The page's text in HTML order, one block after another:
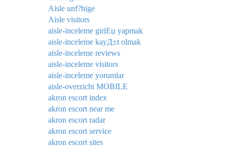
Aisle unf?hige
Aisle visitors
aisle-inceleme giriЕџ yapmak
aisle-inceleme kayД±t olmak
aisle-inceleme reviews
aisle-inceleme visitors
aisle-inceleme yorumlar
aisle-overzicht MOBILE
akron escort index
akron escort near me
akron escort radar
akron escort service
akron escort sites